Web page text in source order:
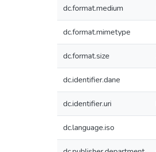
dc.format.medium
dc.format.mimetype
dc.format.size
dc.identifier.dane
dc.identifier.uri
dc.language.iso